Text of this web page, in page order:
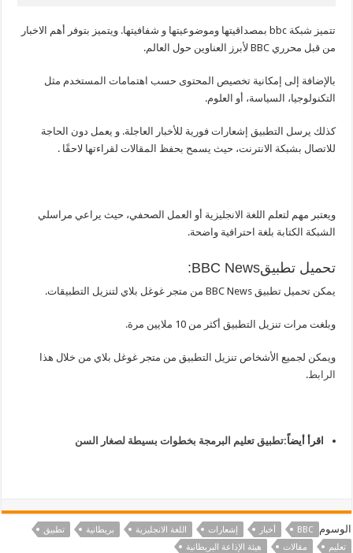
تتميز شبكة bbc بمصداقيتها وموضوعيتها و شفافيتها. ويتميز بتوفر أهم الاخبار
من قبل محرري BBC لأبرز العناوين حول العالم.
بالإضافة إلى إمكانية تخصيص المحتوى حسب اهتمامات المستخدم مثل
التكنولوجيا، السياسة، أو العلوم.
كذلك يرسل التطبيق إشعارات فورية للأخبار العاجلة. و يعمل دون الحاجة
للاتصال بشبكة الانترنت، حيث يسمح بحفظ المقالات لقراءتها لاحقًا .
ويعتبر مهم لتعلم اللغة الانجليزية أو العمل الصحفي، حيث يراعي مراسلي
الشبكة الكتابة بلغة احترافية واضحة.
تحميل تطبيقBBC News:
يمكن تحميل تطبيق BBC News من متجر غوغل بلاي لتنزيل التطبيقات.
وبلغت مرات تنزيل التطبيق أكثر من 10 ملايين مرة.
ويمكن لجميع الأشخاص تنزيل التطبيق من متجر غوغل بلاي من خلال هذا
الرابط.
اقرأ أيضاً:تطبيق تعليم البرمجة بخطوات بسيطة لصغار السن
الوسوم BBC أخبار إشعارات اللغة الانجليزية بريطانية
تطبيق
تعليم
مقالات هيئة الإذاعة البريطانية